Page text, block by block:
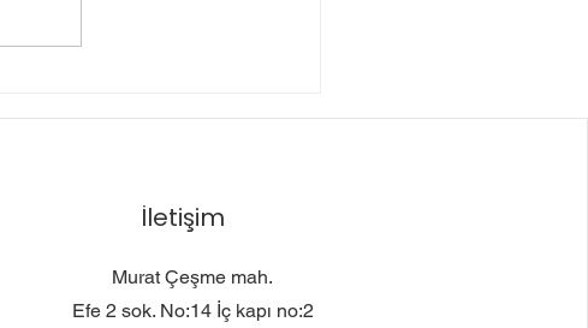
Artırmanın Yolu: Kilitli
İletişim
Murat Çeşme mah.
Efe 2 sok. No:14 İç kapı no:2